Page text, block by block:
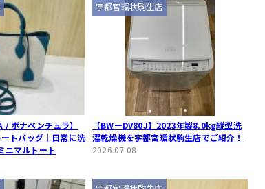
/ ボナベンチュラ】
トバッグ｜日常に洗
ニマルトート
宇都宮環状駒生店
【BWーDV80J】2023年製8.0kg縦型洗
濯乾燥機を宇都宮環状駒生店でご紹介！
2026.07.08